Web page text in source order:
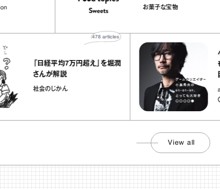
Fashion
ラメルバニーユほ
お菓子な宝物
「日経平均7万円超え」を堀潤
さんが解説
社会のじかん
articles
小島
も
目『
an-
View all